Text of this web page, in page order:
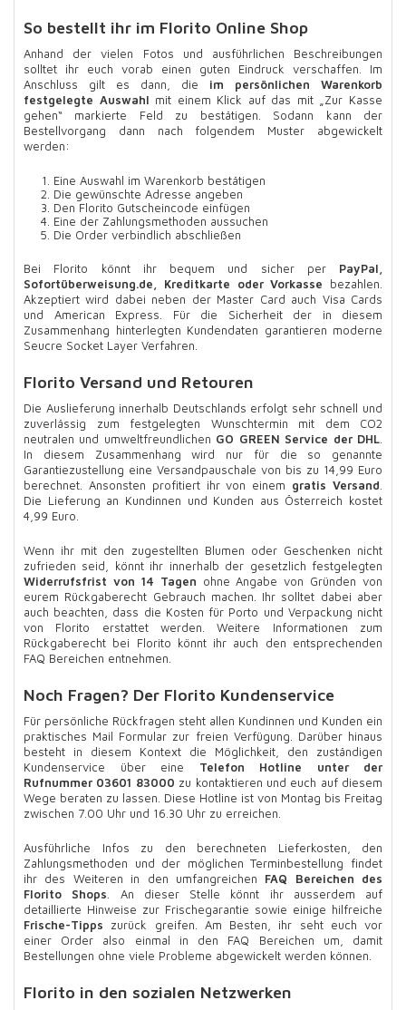
So bestellt ihr im Florito Online Shop
Anhand der vielen Fotos und ausführlichen Beschreibungen
solltet ihr euch vorab einen guten Eindruck verschaffen. Im
Anschluss gilt es dann, die im persönlichen Warenkorb
festgelegte Auswahl mit einem Klick auf das mit „Zur Kasse
gehen“ markierte Feld zu bestätigen. Sodann kann der
Bestellvorgang dann nach folgendem Muster abgewickelt
werden:
Eine Auswahl im Warenkorb bestätigen
Die gewünschte Adresse angeben
Den Florito Gutscheincode einfügen
Eine der Zahlungsmethoden aussuchen
Die Order verbindlich abschließen
Bei Florito könnt ihr bequem und sicher per PayPal,
Sofortüberweisung.de, Kreditkarte oder Vorkasse bezahlen.
Akzeptiert wird dabei neben der Master Card auch Visa Cards
und American Express. Für die Sicherheit der in diesem
Zusammenhang hinterlegten Kundendaten garantieren moderne
Seucre Socket Layer Verfahren.
Florito Versand und Retouren
Die Auslieferung innerhalb Deutschlands erfolgt sehr schnell und
zuverlässig zum festgelegten Wunschtermin mit dem CO2
neutralen und umweltfreundlichen GO GREEN Service der DHL
In diesem Zusammenhang wird nur für die so genannte
Garantiezustellung eine Versandpauschale von bis zu 14,99 Euro
berechnet. Ansonsten profitiert ihr von einem gratis Versand
Die Lieferung an Kundinnen und Kunden aus Österreich kostet
4,99 Euro.
Wenn ihr mit den zugestellten Blumen oder Geschenken nicht
zufrieden seid, könnt ihr innerhalb der gesetzlich festgelegten
Widerrufsfrist von 14 Tagen ohne Angabe von Gründen von
eurem Rückgaberecht Gebrauch machen. Ihr solltet dabei aber
auch beachten, dass die Kosten für Porto und Verpackung nicht
von Florito erstattet werden. Weitere Informationen zum
Rückgaberecht bei Florito könnt ihr auch den entsprechenden
FAQ Bereichen entnehmen.
Noch Fragen? Der Florito Kundenservice
Für persönliche Rückfragen steht allen Kundinnen und Kunden ein
praktisches Mail Formular zur freien Verfügung. Darüber hinaus
besteht in diesem Kontext die Möglichkeit, den zuständigen
Kundenservice über eine Telefon Hotline unter der
Rufnummer 03601 83000 zu kontaktieren und euch auf diesem
Wege beraten zu lassen. Diese Hotline ist von Montag bis Freitag
zwischen 7.00 Uhr und 16.30 Uhr zu erreichen.
Ausführliche Infos zu den berechneten Lieferkosten, den
Zahlungsmethoden und der möglichen Terminbestellung findet
ihr des Weiteren in den umfangreichen FAQ Bereichen des
Florito Shops . An dieser Stelle könnt ihr ausserdem auf
detaillierte Hinweise zur Frischegarantie sowie einige hilfreiche
Frische-Tipps zurück greifen. Am Besten, ihr seht euch vor
einer Order also einmal in den FAQ Bereichen um, damit
Bestellungen ohne viele Probleme abgewickelt werden können.
Florito in den sozialen Netzwerken